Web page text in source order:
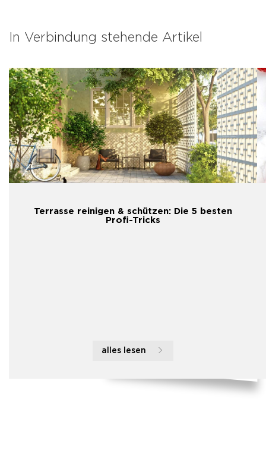
In Verbindung stehende Artikel
Terrasse reinigen & schützen: Die 5 besten
Profi-Tricks
alles lesen